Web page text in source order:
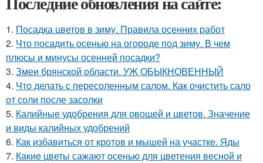
1. Посадка цветов в зиму. Правила осенних работ
2. Что посадить осенью на огороде под зиму. В чем
плюсы и минусы осенней посадки?
3. Змеи брянской области. УЖ ОБЫКНОВЕННЫЙ
4. Что делать с пересоленным салом. Как очистить сало
от соли после засолки
5. Калийные удобрения для овощей и цветов. Значение
и виды калийных удобрений
6. Как избавиться от кротов и мышей на участке. Яды
7. Какие цветы сажают осенью для цветения весной и